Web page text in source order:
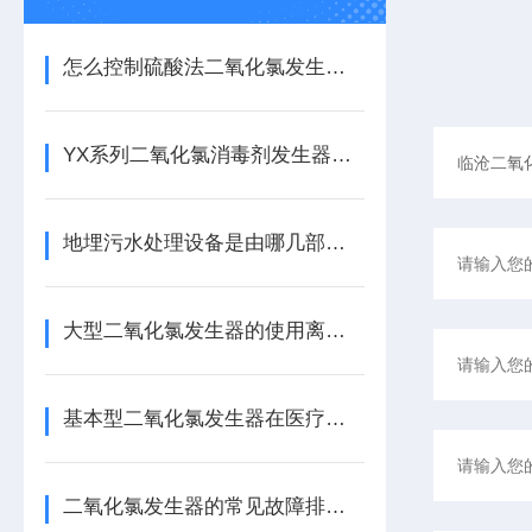
怎么控制硫酸法二氧化氯发生器原料的配制与添加
YX系列二氧化氯消毒剂发生器介绍
地埋污水处理设备是由哪几部分组成的呢？
大型二氧化氯发生器的使用离不开日常的保养！
基本型二氧化氯发生器在医疗单位污水处理中的作用
二氧化氯发生器的常见故障排除方式,现在学会也不晚